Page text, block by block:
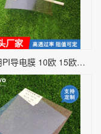
实验室用PI导电膜 10欧 15欧柔性导电膜